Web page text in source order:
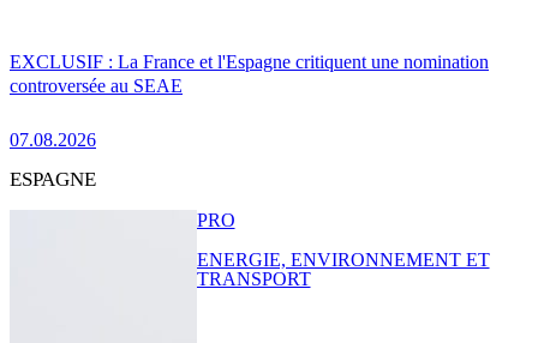
EXCLUSIF : La France et l'Espagne critiquent une nomination
controversée au SEAE
07.08.2026
ESPAGNE
PRO
ENERGIE, ENVIRONNEMENT ET
TRANSPORT